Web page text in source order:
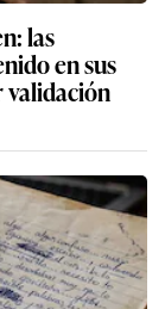
las
en sus
validación